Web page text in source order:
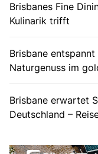
Brisbanes Fine
Kulinarik trifft
Brisbane
Naturgenuss im
Brisbane erwartet
Deutschland –